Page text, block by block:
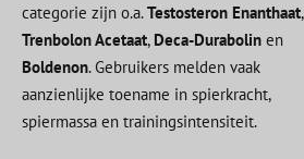
categorie zijn o.a.Testosteron Enanthaat,
Trenbolon Acetaat, Deca-Durabolin en
Boldenon. Gebruikers melden vaak
aanzienlijke toename in spierkracht,
spiermassa en trainingsintensiteit.